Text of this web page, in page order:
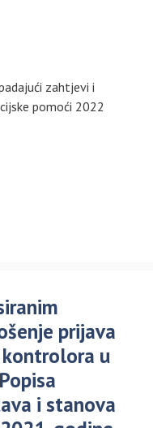
zahtjevi i
pomoći 2022
prijava
kontrolora u
i stanova